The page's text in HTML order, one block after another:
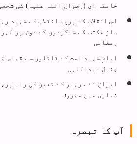
خامنہ ای (رضوان اللہ علیہ) کی
اس انقلاب کا پرچم انقلاب کے شہید
ساز مکتب کے شاگردوں کے دوش پر
رمضانی
امامِ شہیدِ امت کے قاتلوں سے قصاص
جنرل عبداللہی
ایران نئے رہبر کے تعین کی راہ
شماری میں مصروف
آپ کا تبصرہ